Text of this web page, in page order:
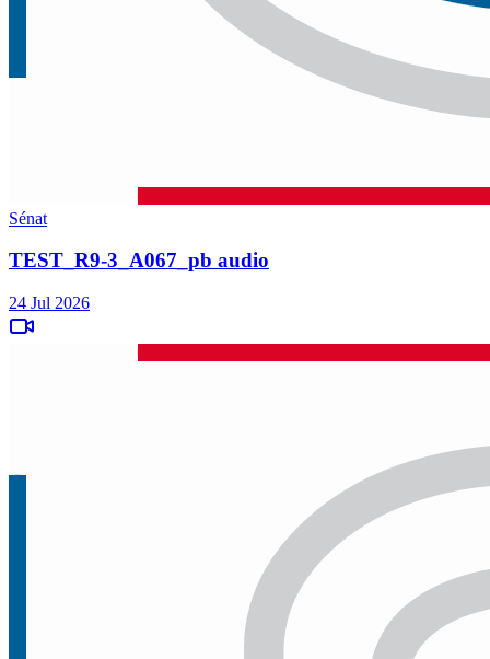
Sénat
TEST_R9-3_A067_pb audio
24 Jul 2026